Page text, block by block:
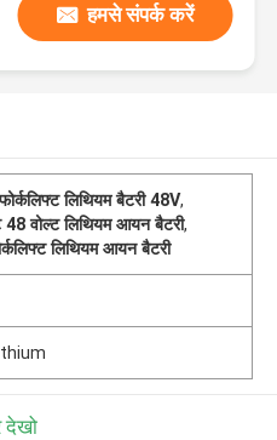
हमसे संपर्क करें
लिथियम बैटरी 48V,
48 वोल्ट लिथियम आयन बैटरी,
लिथियम आयन बैटरी